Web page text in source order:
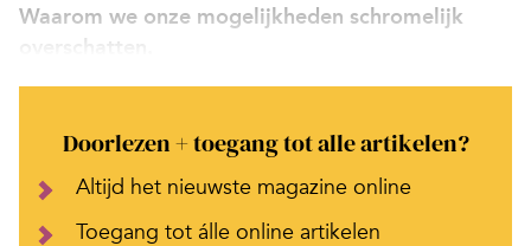
Waarom we onze mogelijkheden schromelijk
overschatten.
Doorlezen + toegang tot alle artikelen?
Altijd het nieuwste magazine online
Toegang tot álle online artikelen